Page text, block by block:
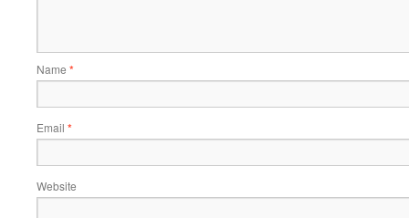
Name *
Email *
Website